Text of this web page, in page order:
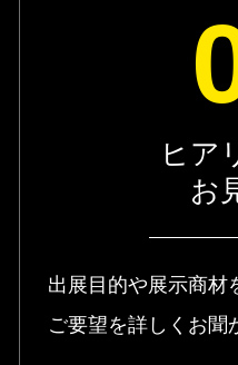
ヒア
お
出展目的や展示商材
ご要望を詳しくお聞